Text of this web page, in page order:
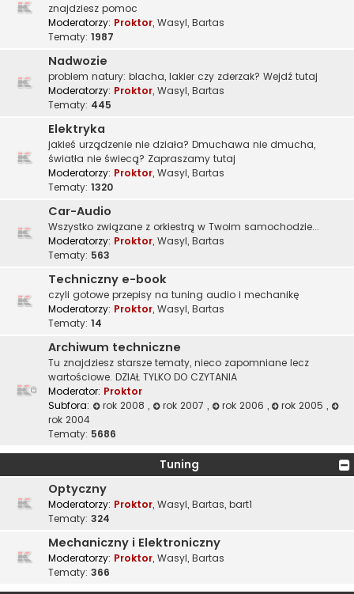
znajdziesz pomoc
Moderatorzy: Proktor, Wasyl, Bartas
Tematy: 1987
Nadwozie
problem natury: blacha, lakier czy zderzak? Wejdź tutaj
Moderatorzy: Proktor, Wasyl, Bartas
Tematy: 445
Elektryka
jakieś urządzenie nie działa? Dmuchawa nie dmucha,
światła nie świecą? Zapraszamy tutaj
Moderatorzy: Proktor, Wasyl, Bartas
Tematy: 1320
Car-Audio
Wszystko związane z orkiestrą w Twoim samochodzie...
Moderatorzy: Proktor, Wasyl, Bartas
Tematy: 563
Techniczny e-book
czyli gotowe przepisy na tuning audio i mechanikę
Moderatorzy: Proktor, Wasyl, Bartas
Tematy: 14
Archiwum techniczne
Tu znajdziesz starsze tematy, nieco zapomniane lecz
wartościowe. DZIAŁ TYLKO DO CZYTANIA
Moderator: Proktor
Subfora:
rok 2008 , rok 2007 , rok 2006 , rok 2005,
rok 2004
Tematy: 5686
Tuning
Optyczny
Moderatorzy: Proktor, Wasyl, Bartas, bart1
Tematy: 324
Mechaniczny i Elektroniczny
Moderatorzy: Proktor, Wasyl, Bartas
Tematy: 366